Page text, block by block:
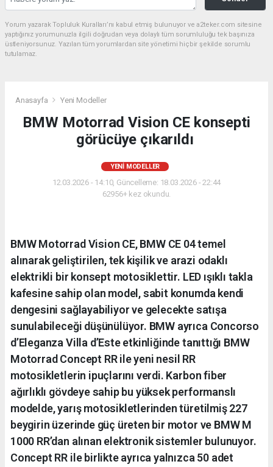
Yorum yazarak Topluluk Kuralları’nı kabul etmiş bulunuyor ve a2teker.com sitesine
yaptığınız yorumunuzla ilgili doğrudan veya dolaylı tüm sorumluluğu tek başınıza
üstleniyorsunuz. Yazılan tüm yorumlardan site yönetimi hiçbir şekilde sorumlu
tutulamaz.
Anasayfa Yeni Modeller
BMW Motorrad Vision CE konsepti
görücüye çıkarıldı
YENI MODELLER
12.03.2026 - 14:10, Güncelleme: 18.03.2026 - 22:44
62956+ kez okundu.
BMW Motorrad Vision CE, BMW CE 04 temel
alınarak geliştirilen, tek kişilik ve arazi odaklı
elektrikli bir konsept motosiklettir. LED ışıklı takla
kafesine sahip olan model, sabit konumda kendi
dengesini sağlayabiliyor ve gelecekte satışa
sunulabileceği düşünülüyor. BMW ayrıca Concorso
d’Eleganza Villa d’Este etkinliğinde tanıttığı BMW
Motorrad Concept RR ile yeni nesil RR
motosikletlerin ipuçlarını verdi. Karbon fiber
ağırlıklı gövdeye sahip bu yüksek performanslı
modelde, yarış motosikletlerinden türetilmiş 227
beygirin üzerinde güç üreten bir motor ve BMW M
1000 RR’dan alınan elektronik sistemler bulunuyor.
Concept RR ile birlikte ayrıca yalnızca 50 adet